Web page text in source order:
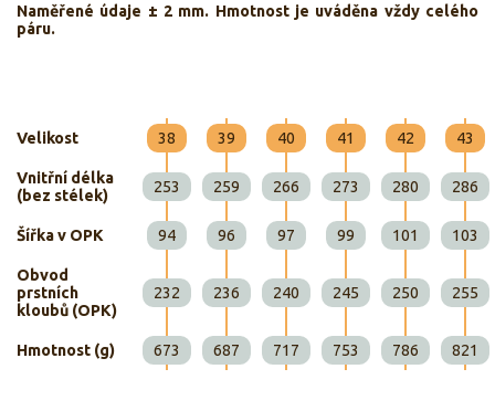
Naměřené údaje ± 2 mm. Hmotnost je uváděna vždy celého
páru.
Velikost 38 39 40 41 42 43
Vnitřní délka
(bez stélek)
253 259 266 273 280 286
Šířka v OPK 94 96 97 99 101 103
Obvod
prstních
kloubů (OPK)
232 236 240 245 250 255
Hmotnost (g) 673 687 717 753 786 821